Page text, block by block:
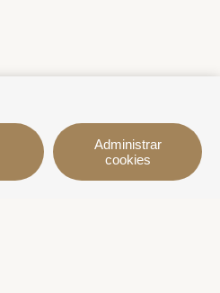
Administrar
cookies